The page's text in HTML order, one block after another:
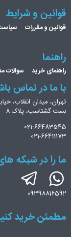
قوانین و شرایط
قوانین و مقررات
راهنما
راهنمای خرید سوالات
با ما در تماس
تهران، میدان انقلاب،
بست گشتاسب، پلاک 8
021-66483545
021-66411173
ما را در شبکه
09398816592
مطمئن خرید